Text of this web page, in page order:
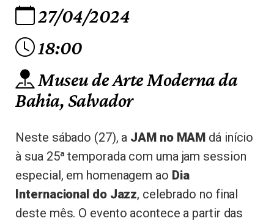
27/04/2024
18:00
Museu de Arte Moderna da
Bahia, Salvador
Neste sábado (27), a JAM no MAM dá início
à sua 25ª temporada com uma jam session
especial, em homenagem ao Dia
Internacional do Jazz, celebrado no final
deste mês. O evento acontece a partir das